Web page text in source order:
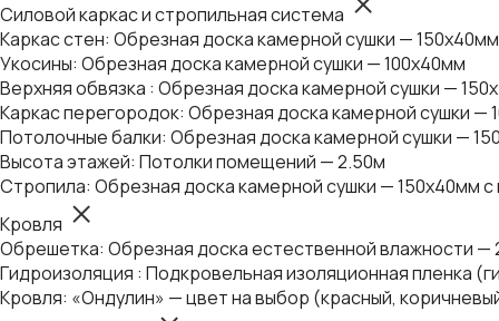
Силовой каркас и стропильная система
Каркас стен: Обрезная доска камерной сушки —
Укосины: Обрезная доска камерной сушки — 100х40мм
Верхняя обвязка : Обрезная доска камерной сушки —
Каркас перегородок: Обрезная доска камерной сушки —
Потолочные балки: Обрезная доска камерной сушки —
Высота этажей: Потолки помещений — 2.50м
Стропила: Обрезная доска камерной сушки — 150х40мм
Кровля
Обрешетка: Обрезная доска естественной влажности —
Гидроизоляция : Подкровельная изоляционная пленка
Кровля: «Ондулин» — цвет на выбор (красный,